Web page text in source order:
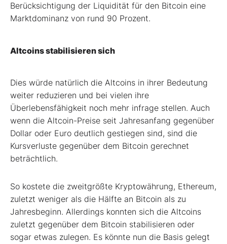
Berücksichtigung der Liquidität für den Bitcoin eine
Marktdominanz von rund 90 Prozent.
Altcoins stabilisieren sich
Dies würde natürlich die Altcoins in ihrer Bedeutung
weiter reduzieren und bei vielen ihre
Überlebensfähigkeit noch mehr infrage stellen. Auch
wenn die Altcoin-Preise seit Jahresanfang gegenüber
Dollar oder Euro deutlich gestiegen sind, sind die
Kursverluste gegenüber dem Bitcoin gerechnet
beträchtlich.
So kostete die zweitgrößte Kryptowährung, Ethereum,
zuletzt weniger als die Hälfte an Bitcoin als zu
Jahresbeginn. Allerdings konnten sich die Altcoins
zuletzt gegenüber dem Bitcoin stabilisieren oder
sogar etwas zulegen. Es könnte nun die Basis gelegt